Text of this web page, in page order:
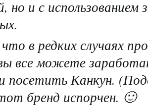
но и с использованием
в редких случаях
все можете
посетить Канкун.
бренд испорчен. 🙂